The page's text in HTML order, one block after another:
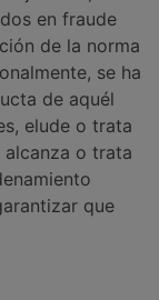
en fraude
de la norma
se ha
de aquél
elude o trata
o trata
que